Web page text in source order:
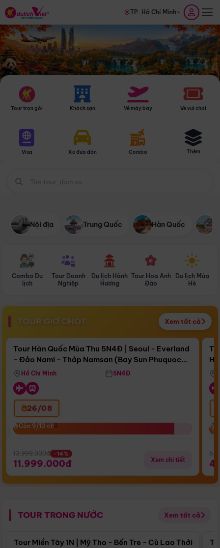
TP. Hồ Chí Minh
Tour trọn gói Khách sạn Vé máy bay Vé vui chơi
Visa Xe đưa đón Combo Thêm
Nội địa Trung Quốc Hàn Quốc
Combo Du
lịch
Tour Doanh
Nghiệp
Du lịch Hành
Hương
Tour Hoa Anh
Đào
Du lịch Mùa
Hè
TOUR GIỜ CHÓT Xem tất cả
Còn15 ngày 19:54:51
Bay Sun Phuquoc Airways
Điểm nổi bật
Tour Hàn Quốc Mùa Thu 5N4Đ | Seoul - Everland
- Đảo Nami - Tháp Namsan (Bay Sun Phuquoc
Airways)
Hồ Chí Minh 5N4Đ
26/08
Còn 9/10 chỗ
Còn 9/10 chỗ
13.999.000đ -14%
11.999.000đ Xem chi tiết
TOUR TRONG NƯỚC Xem tất cả
Điểm nổi bật
Tour Miền Tây 1N | Mỹ Tho - Bến Tre - Cù Lao Thới